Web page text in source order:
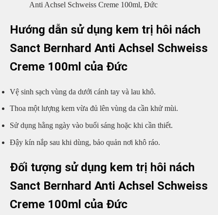
Anti Achsel Schweiss Creme 100ml, Đức
Hướng dẫn sử dụng kem trị hôi nách
Sanct Bernhard Anti Achsel Schweiss
Creme 100ml của Đức
Vệ sinh sạch vùng da dưới cánh tay và lau khô.
Thoa một lượng kem vừa đủ lên vùng da cần khử mùi.
Sử dụng hằng ngày vào buổi sáng hoặc khi cần thiết.
Đậy kín nắp sau khi dùng, bảo quản nơi khô ráo.
Đối tượng sử dụng kem trị hôi nách
Sanct Bernhard Anti Achsel Schweiss
Creme 100ml của Đức